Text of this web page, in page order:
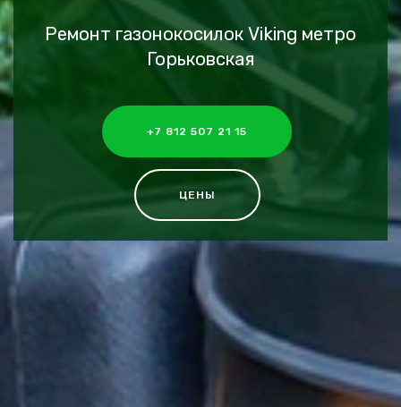
Ремонт газонокосилок Viking метро
Горьковская
+7 812 507 21 15
ЦЕНЫ